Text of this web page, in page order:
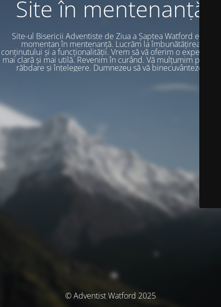
Site în mentenanță
Site-ul Bisericii Adventiste de Ziua a Șaptea Watford este
momentan în mentenanță. Lucrăm la îmbunătățirea
conținutului și a funcționalității. Vrem să vă oferim o experiență
mai clară și mai utilă. Revenim în curând. Vă mulțumim pentru
răbdare și înțelegere. Dumnezeu să vă binecuvânteze.
© Adventist Watford 2025